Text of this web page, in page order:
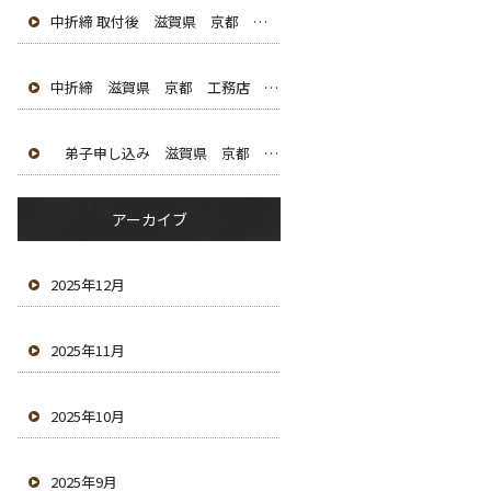
中折締 取付後 滋賀県 京都 工務店 大工 木造建築 新築 古民家改修 弟子募集中
中折締 滋賀県 京都 工務店 大工 木造建築 新築 古民家改修 弟子募集中
弟子申し込み 滋賀県 京都 工務店 大工 木造建築 新築 古民家改修 弟子募集中
アーカイブ
2025年12月
2025年11月
2025年10月
2025年9月